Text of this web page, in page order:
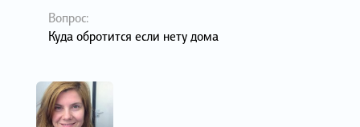
Вопрос:
Куда обротится если нету дома